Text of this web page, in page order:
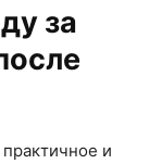
за
и